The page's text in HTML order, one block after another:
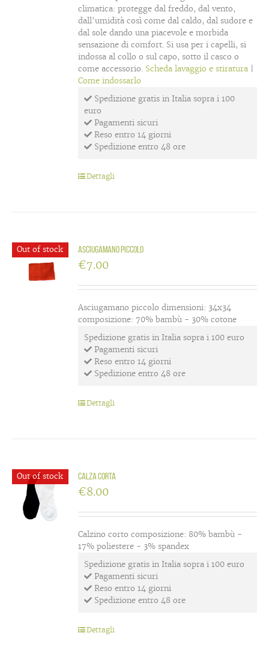
climatica: protegge dal freddo, dal vento,
dall'umidità così come dal caldo, dal sudore e
dal sole dando una piacevole e morbida
sensazione di comfort. Si usa per i capelli, si
indossa al collo o sul capo, sotto il casco o
come accessorio. Scheda lavaggio e stiratura
Come indossarlo
Spedizione gratis in Italia sopra i 100
euro
Pagamenti sicuri
Reso entro 14 giorni
Spedizione entro 48 ore
Dettagli
Out of stock Asciugamano piccolo
€7.00
Asciugamano piccolo dimensioni: 34x34
composizione: 70% bambù - 30% cotone
Spedizione gratis in Italia sopra i 100 euro
Pagamenti sicuri
Reso entro 14 giorni
Spedizione entro 48 ore
Dettagli
Out of stock Calza corta
€8.00
Calzino corto composizione: 80% bambù -
17% poliestere - 3% spandex
Spedizione gratis in Italia sopra i 100 euro
Pagamenti sicuri
Reso entro 14 giorni
Spedizione entro 48 ore
Dettagli